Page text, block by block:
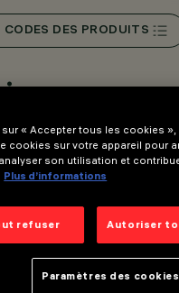
CODES DES PRODUITS
prévu pour l’utilisation de
sur dallage, mur et
de maintien du verre et
fermeture sodico-calcique
sur « Accepter tous les cookies
cookies sur votre appareil pour
son utilisation et
Plus d’informations
refuser Autoriser
Paramètres des cookies